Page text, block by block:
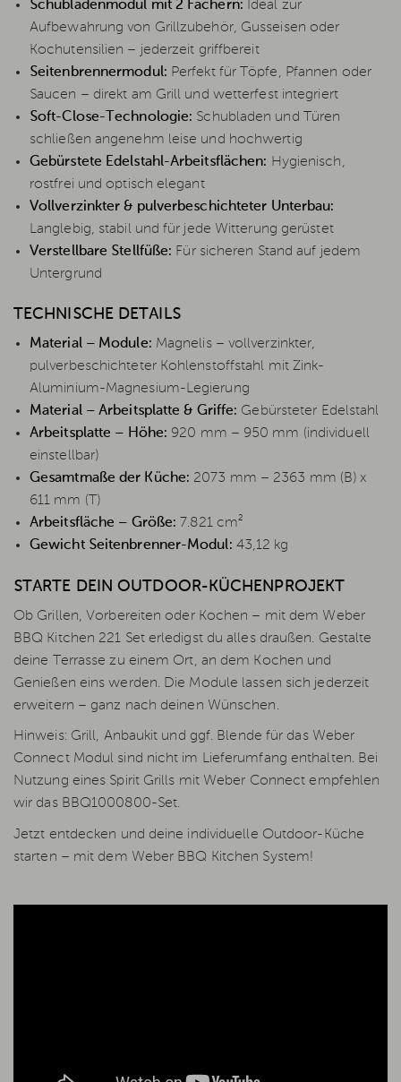
Schubladenmodul mit 2 Fächern: Ideal zur
Aufbewahrung von Grillzubehör, Gusseisen oder
Kochutensilien – jederzeit griffbereit
Seitenbrennermodul: Perfekt für Töpfe, Pfannen oder
Saucen – direkt am Grill und wetterfest integriert
Soft-Close-Technologie: Schubladen und Türen
schließen angenehm leise und hochwertig
Gebürstete Edelstahl-Arbeitsflächen: Hygienisch,
rostfrei und optisch elegant
Vollverzinkter & pulverbeschichteter Unterbau:
Langlebig, stabil und für jede Witterung gerüstet
Verstellbare Stellfüße: Für sicheren Stand auf jedem
Untergrund
TECHNISCHE DETAILS
Material – Module: Magnelis – vollverzinkter,
pulverbeschichteter Kohlenstoffstahl mit Zink-
Aluminium-Magnesium-Legierung
Material – Arbeitsplatte & Griffe: Gebürsteter Edelstahl
Arbeitsplatte – Höhe: 920 mm – 950 mm (individuell
einstellbar)
Gesamtmaße der Küche: 2073 mm – 2363 mm (B) x
611 mm (T)
Arbeitsfläche – Größe: 7.821 cm²
Gewicht Seitenbrenner-Modul: 43,12 kg
STARTE DEIN OUTDOOR-KÜCHENPROJEKT
Ob Grillen, Vorbereiten oder Kochen – mit dem Weber
BBQ Kitchen 221 Set erledigst du alles draußen. Gestalte
deine Terrasse zu einem Ort, an dem Kochen und
Genießen eins werden. Die Module lassen sich jederzeit
erweitern – ganz nach deinen Wünschen.
Hinweis: Grill, Anbaukit und ggf. Blende für das Weber
Connect Modul sind nicht im Lieferumfang enthalten. Bei
Nutzung eines Spirit Grills mit Weber Connect empfehlen
wir das BBQ1000800-Set.
Jetzt entdecken und deine individuelle Outdoor-Küche
starten – mit dem Weber BBQ Kitchen System!